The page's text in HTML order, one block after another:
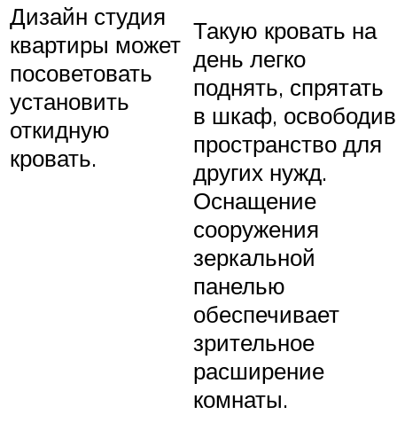
Дизайн студия
квартиры может
посоветовать
установить
откидную
кровать.
Такую кровать на
день легко
поднять, спрятать
в шкаф, освободив
пространство для
других нужд.
Оснащение
сооружения
зеркальной
панелью
обеспечивает
зрительное
расширение
комнаты.